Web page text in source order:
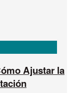
Ajustar la